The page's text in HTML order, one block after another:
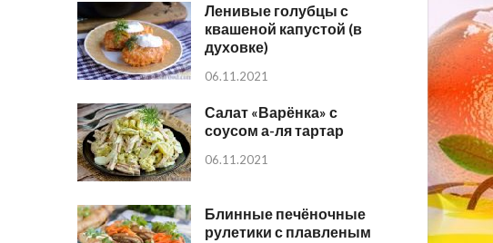
Ленивые голубцы с
квашеной капустой (в
духовке)
06.11.2021
Салат «Варёнка» с
соусом а-ля тартар
06.11.2021
Блинные печёночные
рулетики с плавленым